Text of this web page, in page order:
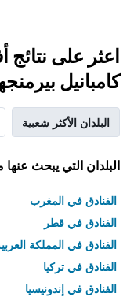
اعثر على
كامبانيل
البلدان الأكثر شعبية
البلدان التي يبحث
الفنادق في المغرب
الفنادق في قطر
الفنادق في المملكة
الفنادق في تركيا
الفنادق في إندونيسيا